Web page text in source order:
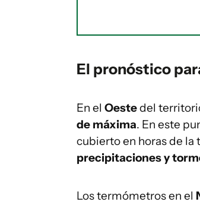
El pronóstico
En el Oestedel
de máxima. En este
cubierto en horas de la
precipitaciones y
Los termómetros en el